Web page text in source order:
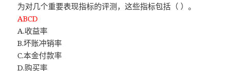
为对几个重要表现指标的评测，这些指标包括（ ）。
ABCD
A.收益率
B.坏账冲销率
C.本金付款率
D.购买率